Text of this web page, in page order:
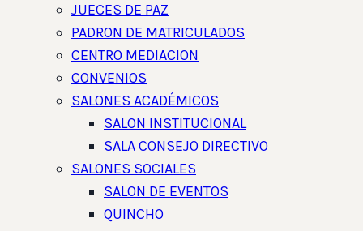
JUECES DE PAZ
PADRON DE MATRICULADOS
CENTRO MEDIACION
CONVENIOS
SALONES ACADÉMICOS
SALON INSTITUCIONAL
SALA CONSEJO DIRECTIVO
SALONES SOCIALES
SALON DE EVENTOS
QUINCHO